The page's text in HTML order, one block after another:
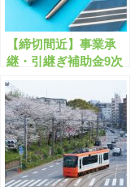
【締切間近】事業承
継・引継ぎ補助金9次
(最大800万円)の申請
サポートはこちら！